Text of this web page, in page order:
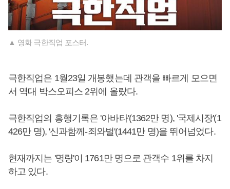
▲ 영화 극한직업 포스터.
극한직업은 1월23일 개봉했는데 관객을 빠르게 모으면
서 역대 박스오피스 2위에 올랐다.
극한직업의 흥행기록은 '아바타'(1362만 명), '국제시장'(1
426만 명), '신과함께-죄와벌'(1441만 명)을 뛰어넘었다.
현재까지는 '명량'이 1761만 명으로 관객수 1위를 차지
하고 있다.